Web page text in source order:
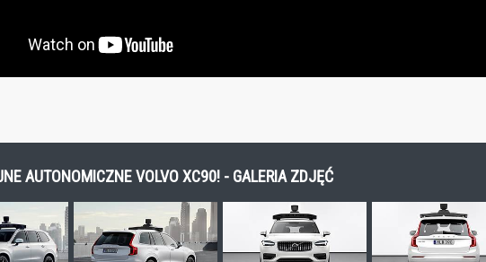
AUTONOMICZNE VOLVO XC90! - GALERIA ZDJĘĆ